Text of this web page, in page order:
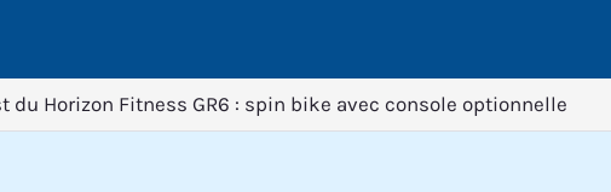
du Horizon Fitness GR6 : spin bike avec console optionnelle